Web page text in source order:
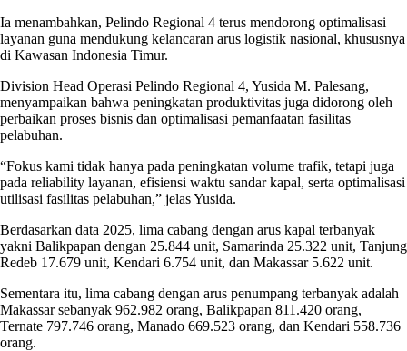
Ia menambahkan, Pelindo Regional 4 terus mendorong optimalisasi
layanan guna mendukung kelancaran arus logistik nasional, khususnya
di Kawasan Indonesia Timur.
Division Head Operasi Pelindo Regional 4, Yusida M. Palesang,
menyampaikan bahwa peningkatan produktivitas juga didorong oleh
perbaikan proses bisnis dan optimalisasi pemanfaatan fasilitas
pelabuhan.
“Fokus kami tidak hanya pada peningkatan volume trafik, tetapi juga
pada reliability layanan, efisiensi waktu sandar kapal, serta optimalisasi
utilisasi fasilitas pelabuhan,” jelas Yusida.
Berdasarkan data 2025, lima cabang dengan arus kapal terbanyak
yakni Balikpapan dengan 25.844 unit, Samarinda 25.322 unit, Tanjung
Redeb 17.679 unit, Kendari 6.754 unit, dan Makassar 5.622 unit.
Sementara itu, lima cabang dengan arus penumpang terbanyak adalah
Makassar sebanyak 962.982 orang, Balikpapan 811.420 orang,
Ternate 797.746 orang, Manado 669.523 orang, dan Kendari 558.736
orang.